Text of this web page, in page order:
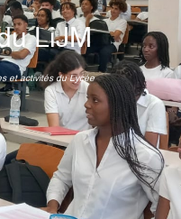
LiJM
et activités du Lycée